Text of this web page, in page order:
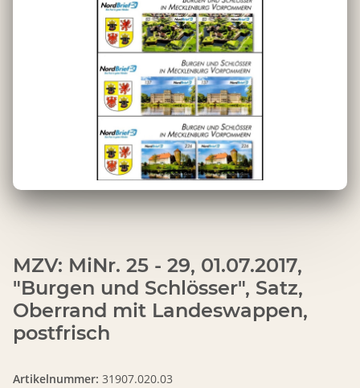
MZV: MiNr. 25 - 29, 01.07.2017,
"Burgen und Schlösser", Satz,
Oberrand mit Landeswappen,
postfrisch
Artikelnummer: 31907.020.03